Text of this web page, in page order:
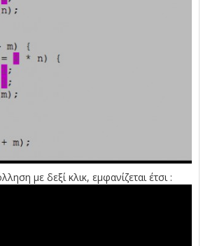
με δεξί κλικ, εμφανίζεται έτσι :